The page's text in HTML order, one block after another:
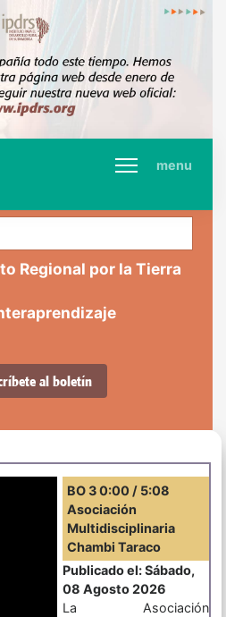
menu
Regional por la Tierra
al boletín
BO 3 0:00 / 5:08
Asociación
Multidisciplinaria
Chambi Taraco
Publicado el: Sábado,
08 Agosto 2026
La Asociación